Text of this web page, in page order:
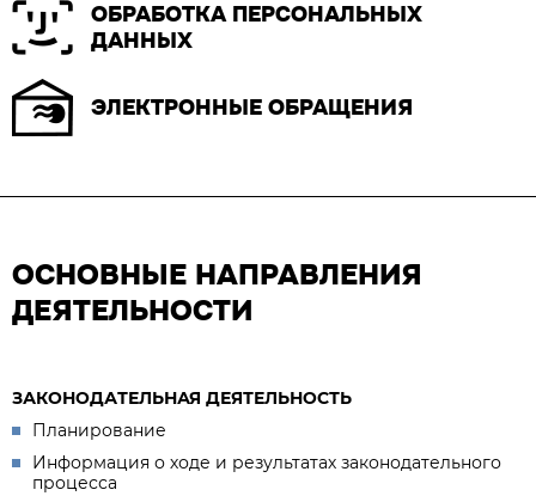
ОБРАБОТКА ПЕРСОНАЛЬНЫХ
ДАННЫХ
ЭЛЕКТРОННЫЕ ОБРАЩЕНИЯ
ОСНОВНЫЕ НАПРАВЛЕНИЯ
ДЕЯТЕЛЬНОСТИ
ЗАКОНОДАТЕЛЬНАЯ ДЕЯТЕЛЬНОСТЬ
Планирование
Информация о ходе и результатах законодательного
процесса